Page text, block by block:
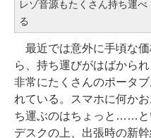
レゾ音源もたくさん持ち運べ
る
最近では意外に手頃な
ら、持ち運びがはばから
非常にたくさんのポータ
れている。スマホに何か
ち運ぶのはちょっと……と
デスクの上、出張時の新